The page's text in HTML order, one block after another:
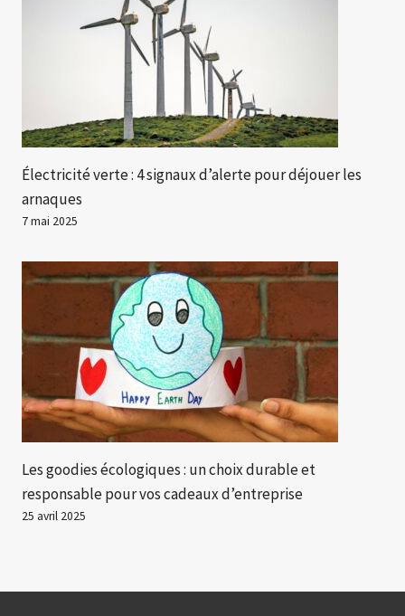
Électricité verte : 4 signaux d’alerte pour déjouer les
arnaques
7 mai 2025
Les goodies écologiques : un choix durable et
responsable pour vos cadeaux d’entreprise
25 avril 2025